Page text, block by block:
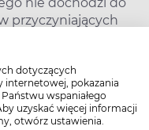
dotyczących
internetowej, pokazania
wspaniałego
uzyskać więcej informacji
otwórz ustawienia.
przyczyniających
prekursorów
inne
czy kwasy omega-